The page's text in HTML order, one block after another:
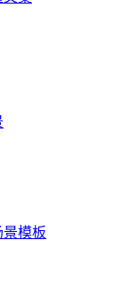
模板